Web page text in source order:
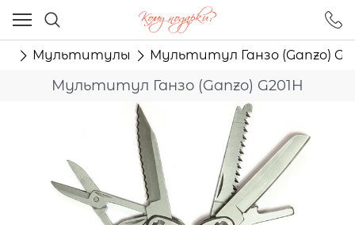
Мультитулы Мультитул Ганзо (Ganzo)
Мультитул Ганзо (Ganzo) G201H
Ваш город - Москва,
угадали?
ДА НЕТ